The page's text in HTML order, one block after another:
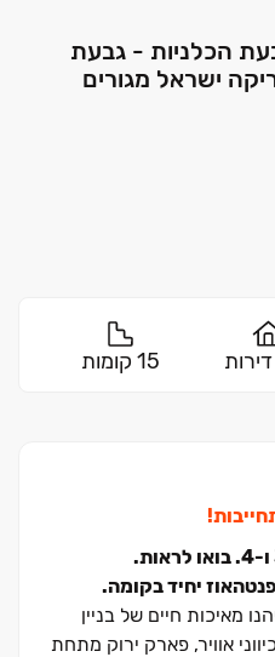
הכלניות - גבעת
ישראל מגורים
15 קומות
מאיכות חיים של בניין
בוטיק: רק ‏2 דירות בקומה, ‏3 כיווני אוויר, פארק ירוק מתחת